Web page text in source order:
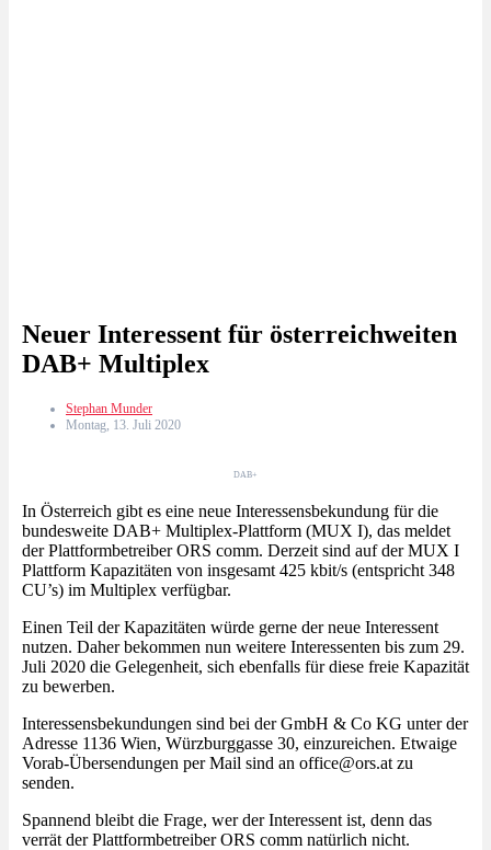
Neuer Interessent für österreichweiten
DAB+ Multiplex
Stephan Munder
Montag, 13. Juli 2020
DAB+
In Österreich gibt es eine neue Interessensbekundung für die
bundesweite DAB+ Multiplex-Plattform (MUX I), das meldet
der Plattformbetreiber ORS comm. Derzeit sind auf der MUX I
Plattform Kapazitäten von insgesamt 425 kbit/s (entspricht 348
CU’s) im Multiplex verfügbar.
Einen Teil der Kapazitäten würde gerne der neue Interessent
nutzen. Daher bekommen nun weitere Interessenten bis zum 29.
Juli 2020 die Gelegenheit, sich ebenfalls für diese freie Kapazität
zu bewerben.
Interessensbekundungen sind bei der GmbH & Co KG unter der
Adresse 1136 Wien, Würzburggasse 30, einzureichen. Etwaige
Vorab-Übersendungen per Mail sind an office@ors.at zu
senden.
Spannend bleibt die Frage, wer der Interessent ist, denn das
verrät der Plattformbetreiber ORS comm natürlich nicht.